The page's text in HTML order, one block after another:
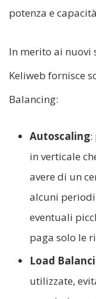
potenza e
In merito ai nuovi
Keliweb fornisce
Balancing:
Autoscaling:
in verticale
avere di un
alcuni periodi
eventuali
paga solo le
Load
utilizzate,